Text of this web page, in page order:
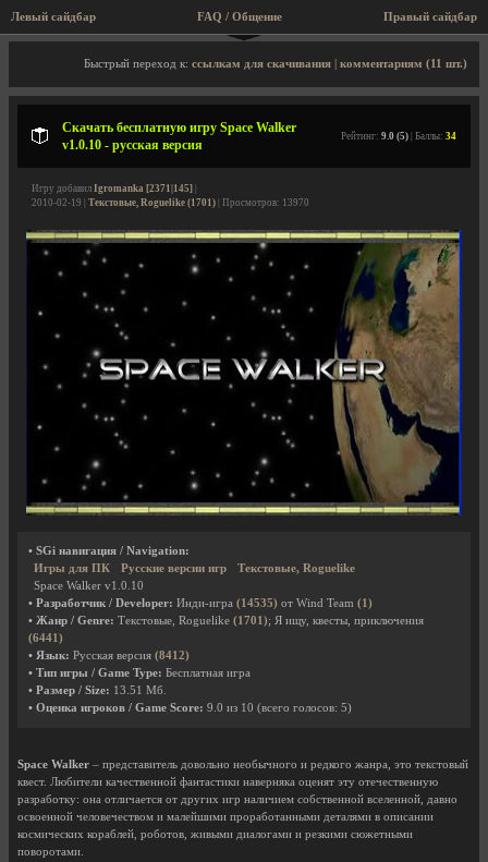
Левый сайдбар Правый сайдбар
FAQ / Общение
Описание игры, скриншоты, видео
Быстрый переход к: ссылкам для скачивания комментариям (11 шт.)
Скачать бесплатную игру Space Walker
v1.0.10 - русская версия
Рейтинг: 9.0 (5) | Баллы: 34
Игру добавил Igromanka [2371|145]
2010-02-19 | Текстовые, Roguelike (1701) | Просмотров: 13970
• SGi навигация / Navigation:
Игры для ПК
Русские версии игр
Текстовые, Roguelike
Space Walker v1.0.10
• Разработчик / Developer: Инди-игра (14535) от Wind Team (1)
• Жанр / Genre: Текстовые, Roguelike (1701); Я ищу, квесты, приключения
(6441)
• Язык: Русская версия (8412)
• Тип игры / Game Type: Бесплатная игра
• Размер / Size: 13.51 Мб.
• Оценка игроков / Game Score: 9.0 из 10 (всего голосов: 5)
Space Walker – представитель довольно необычного и редкого жанра, это текстовый
квест. Любители качественной фантастики наверняка оценят эту отечественную
разработку: она отличается от других игр наличием собственной вселенной, давно
освоенной человечеством и малейшими проработанными деталями в описании
космических кораблей, роботов, живыми диалогами и резкими сюжетными
поворотами.